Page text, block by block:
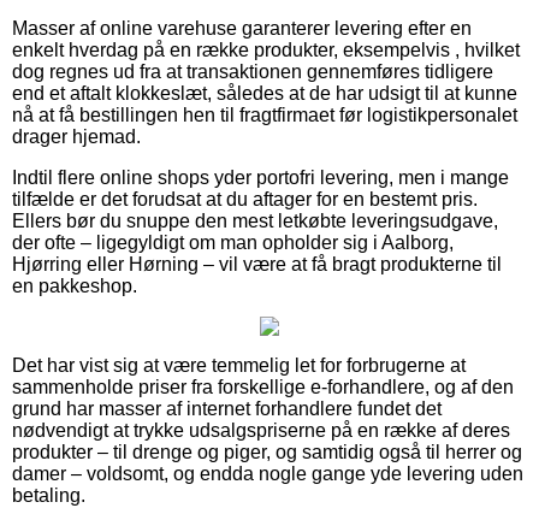
Masser af online varehuse garanterer levering efter en
enkelt hverdag på en række produkter, eksempelvis , hvilket
dog regnes ud fra at transaktionen gennemføres tidligere
end et aftalt klokkeslæt, således at de har udsigt til at kunne
nå at få bestillingen hen til fragtfirmaet før logistikpersonalet
drager hjemad.
Indtil flere online shops yder portofri levering, men i mange
tilfælde er det forudsat at du aftager for en bestemt pris.
Ellers bør du snuppe den mest letkøbte leveringsudgave,
der ofte – ligegyldigt om man opholder sig i Aalborg,
Hjørring eller Hørning – vil være at få bragt produkterne til
en pakkeshop.
Det har vist sig at være temmelig let for forbrugerne at
sammenholde priser fra forskellige e-forhandlere, og af den
grund har masser af internet forhandlere fundet det
nødvendigt at trykke udsalgspriserne på en række af deres
produkter – til drenge og piger, og samtidig også til herrer og
damer – voldsomt, og endda nogle gange yde levering uden
betaling.